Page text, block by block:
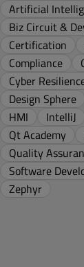
Artificial
Biz Circuit &
Certification
Compliance
Cyber
Design Sphere
HMI
IntelliJ
Qt Academy
Quality
Software
Zephyr